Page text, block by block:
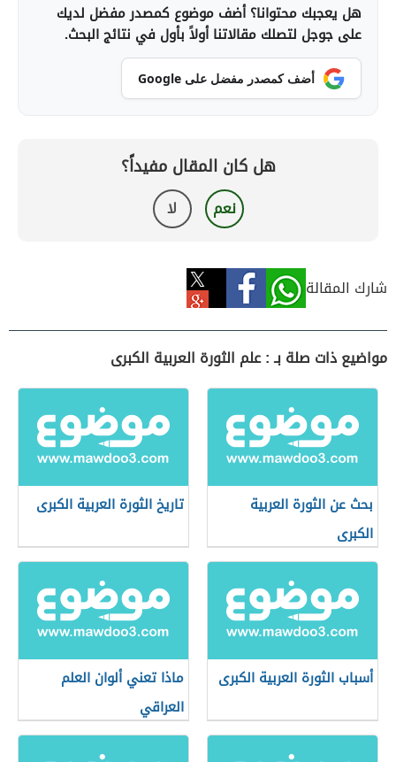
هل يعجبك محتوانا؟ أضف موضوع كمصدر مفضل لديك
على جوجل لتصلك مقالاتنا أولاً بأول في نتائج البحث.
أضف كمصدر مفضل على Google
هل كان المقال مفيداً؟
نعم لا
شارك المقالة
مواضيع ذات صلة بـ : علم الثورة العربية الكبرى
بحث عن الثورة العربية
الكبرى
تاريخ الثورة العربية الكبرى
أسباب الثورة العربية الكبرى
ماذا تعني ألوان العلم
العراقي